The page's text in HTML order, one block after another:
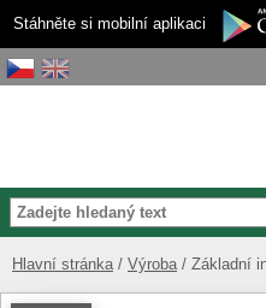
Stáhněte si mobilní aplikaci
Hlavní stránka Výroba Základní